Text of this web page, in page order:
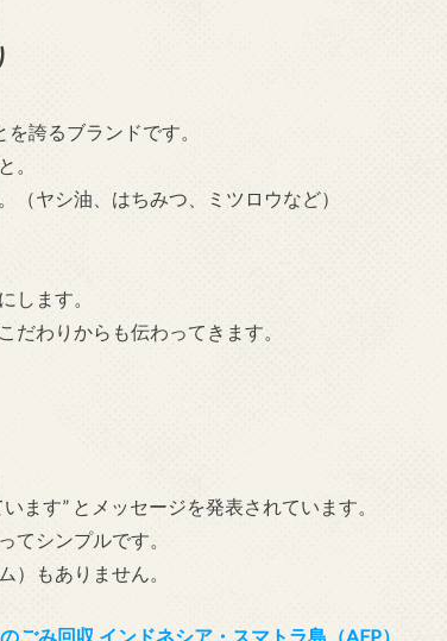
を誇るブランドです。
。
。（ヤシ油、はちみつ、ミツロウなど）
します。
わりからも伝わってきます。
ます” とメッセージを発表されています。
てシンプルです。
）もありません。
み回収 インドネシア・スマトラ島（AFP）